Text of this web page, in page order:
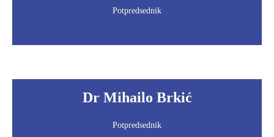
Potpredsednik
Dr Mihailo Brkić
Potpredsednik